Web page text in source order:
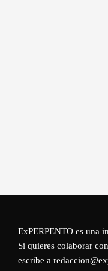
ExPERPENTO es una
Si quieres colaborar
escribe a